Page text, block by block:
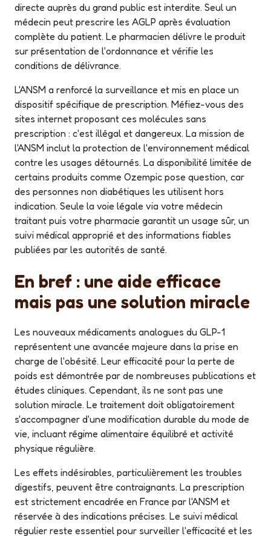
directe auprès du grand public est interdite. Seul un
médecin peut prescrire les AGLP après évaluation
complète du patient. Le pharmacien délivre le produit
sur présentation de l'ordonnance et vérifie les
conditions de délivrance.
L'ANSM a renforcé la surveillance et mis en place un
dispositif spécifique de prescription. Méfiez-vous des
sites internet proposant ces molécules sans
prescription : c'est illégal et dangereux. La mission de
l'ANSM inclut la protection de l'environnement médical
contre les usages détournés. La disponibilité limitée de
certains produits comme Ozempic pose question, car
des personnes non diabétiques les utilisent hors
indication. Seule la voie légale via votre médecin
traitant puis votre pharmacie garantit un usage sûr, un
suivi médical approprié et des informations fiables
publiées par les autorités de santé.
En bref : une aide efficace
mais pas une solution miracle
Les nouveaux médicaments analogues du GLP-1
représentent une avancée majeure dans la prise en
charge de l'obésité. Leur efficacité pour la perte de
poids est démontrée par de nombreuses publications et
études cliniques. Cependant, ils ne sont pas une
solution miracle. Le traitement doit obligatoirement
s'accompagner d'une modification durable du mode de
vie, incluant régime alimentaire équilibré et activité
physique régulière.
Les effets indésirables, particulièrement les troubles
digestifs, peuvent être contraignants. La prescription
est strictement encadrée en France par l'ANSM et
réservée à des indications précises. Le suivi médical
régulier reste essentiel pour surveiller l'efficacité et les